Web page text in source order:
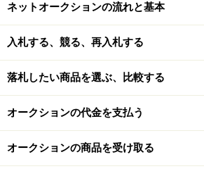
Amazonのアカウントで利用ができる
Amazon買取というだけあって、
申し込みができるサービスです。リ
ービスによって送料無料で自宅から
できます。宅配キットは無料ですし
ネットオークションの流れと基本
入札する、競る、再入札する
落札したい商品を選ぶ、比較する
オークションの代金を支払う
オークションの商品を受け取る